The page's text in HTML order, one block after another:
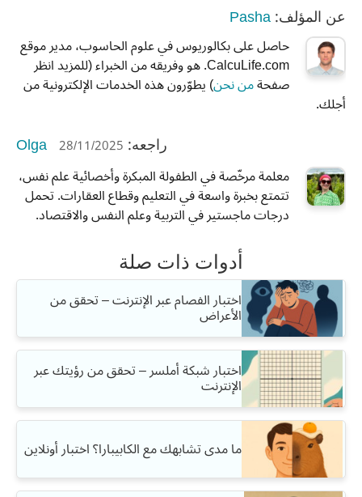
عن المؤلف: Pasha
حاصل على بكالوريوس في علوم الحاسوب، مدير موقع
CalcuLife.com. هو وفريقه من الخبراء (للمزيد انظر
صفحةمن نحن) يطوّرون هذه الخدمات الإلكترونية من
أجلك.
راجعه: Olga 28/11/2025
معلمة مرخّصة في الطفولة المبكرة وأخصائية علم نفس،
تتمتع بخبرة واسعة في التعليم وقطاع العقارات. تحمل
درجات ماجستير في التربية وعلم النفس والاقتصاد.
أدوات ذات صلة
اختبار الفصام عبر الإنترنت – تحقق من
الأعراض
اختبار شبكة أملسر – تحقق من رؤيتك عبر
الإنترنت
ما مدى تشابهك مع الكابيبارا؟ اختبار أونلاين